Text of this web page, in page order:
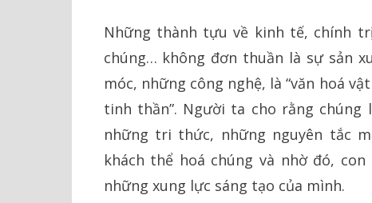
Những thành tựu về kinh tế, chính
chúng… không đơn thuần là sự sản
móc, những công nghệ, là “văn hoá
tinh thần”. Người ta cho rằng
những tri thức, những nguyên tắc
khách thể hoá chúng và nhờ đó,
những xung lực sáng tạo của mình.